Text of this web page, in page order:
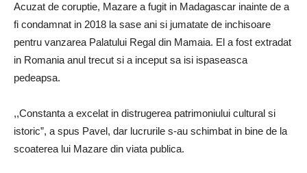
Acuzat de coruptie, Mazare a fugit in Madagascar inainte de a
fi condamnat in 2018 la sase ani si jumatate de inchisoare
pentru vanzarea Palatului Regal din Mamaia. El a fost extradat
in Romania anul trecut si a inceput sa isi ispaseasca
pedeapsa.
,,Constanta a excelat in distrugerea patrimoniului cultural si
istoric”, a spus Pavel, dar lucrurile s-au schimbat in bine de la
scoaterea lui Mazare din viata publica.